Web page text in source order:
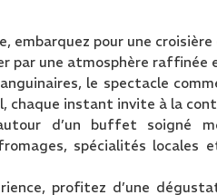
embarquez pour une
par une atmosphère raffinée
le spectacle
chaque instant invite à la
d’un buffet soigné
spécialités locales
profitez d’une